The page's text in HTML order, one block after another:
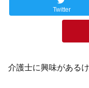
Twitter
介護士に興味がある